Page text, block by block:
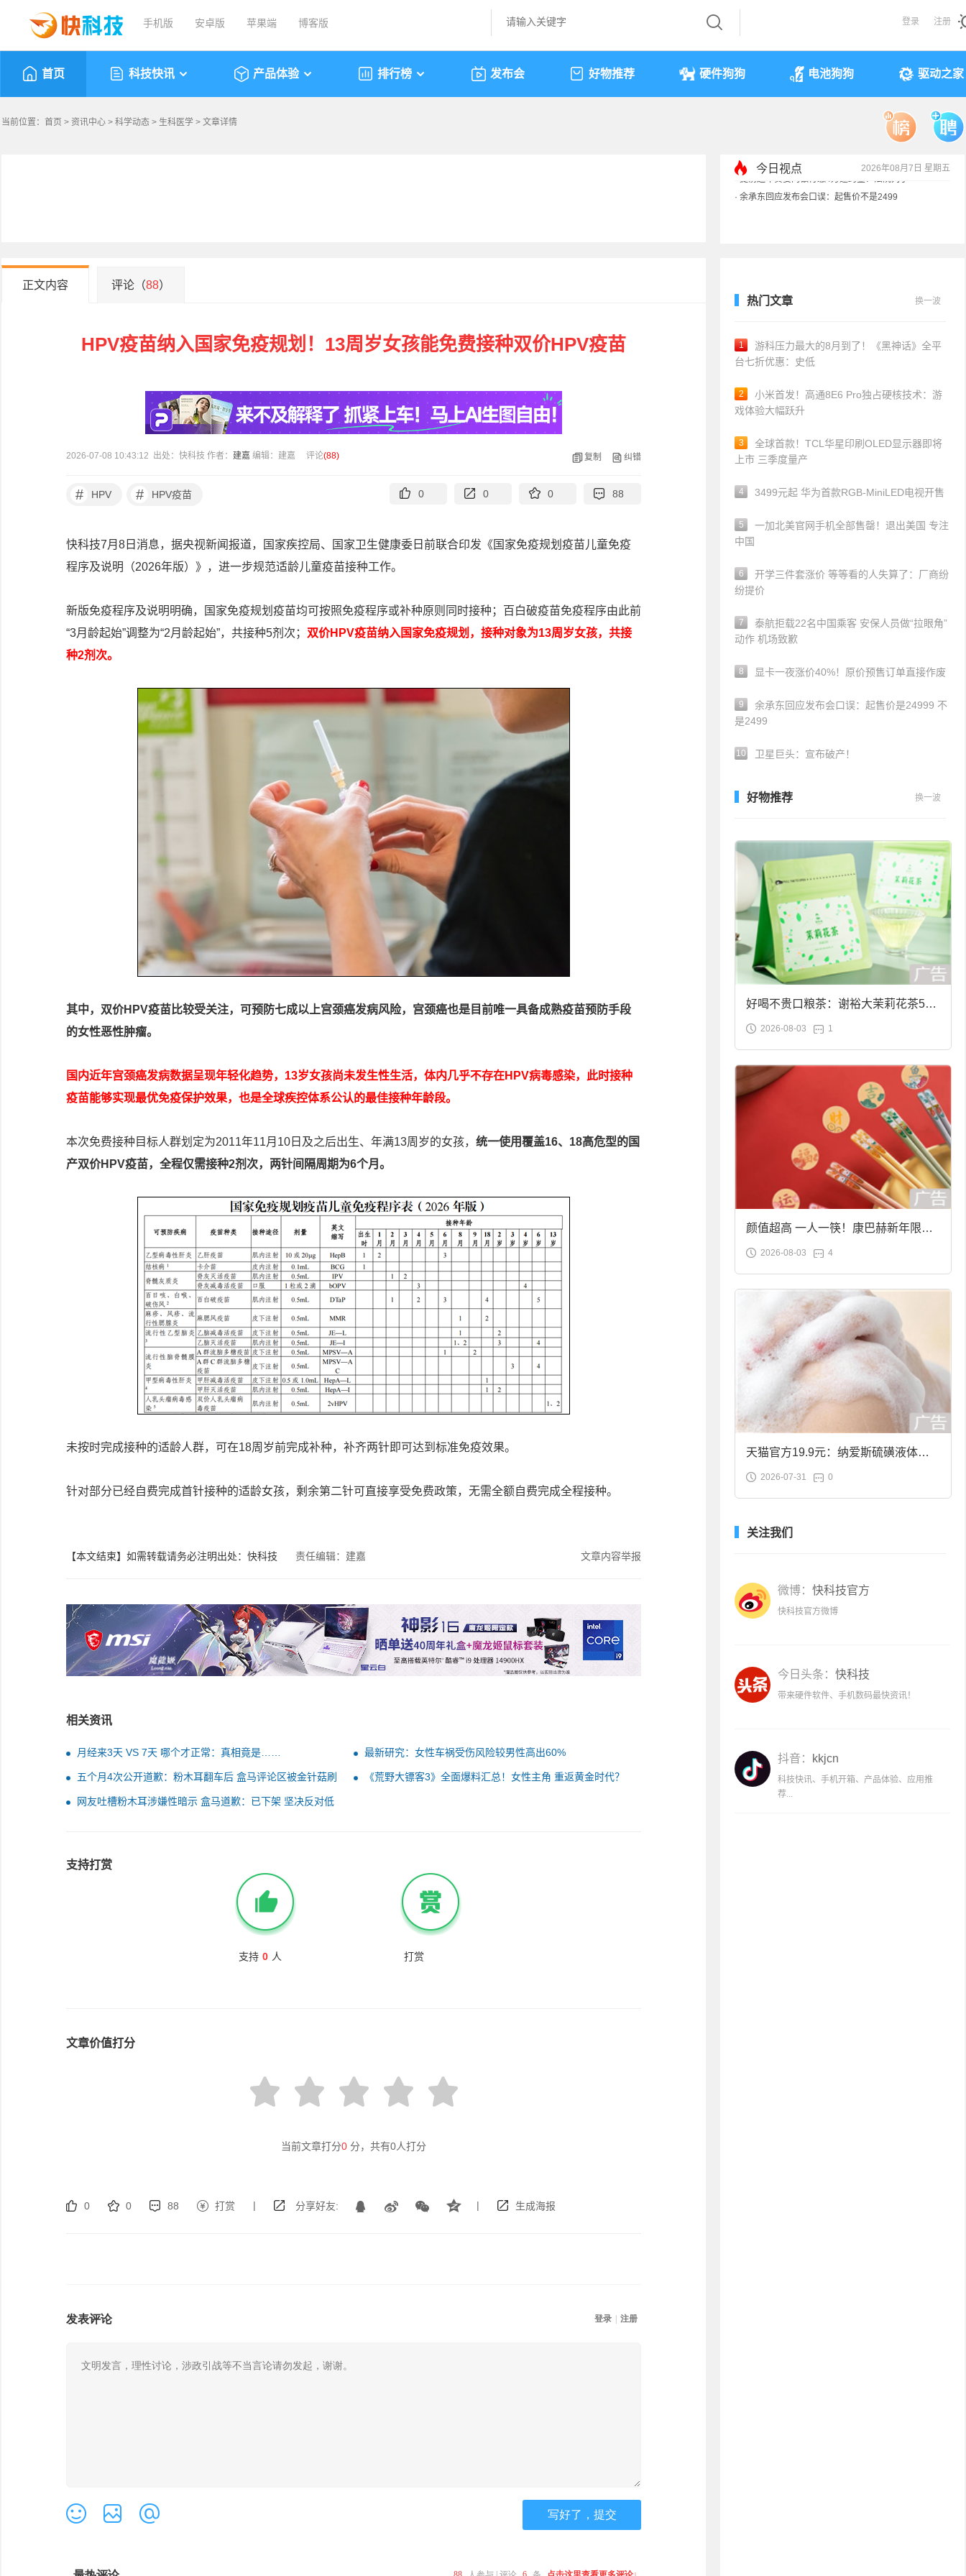
手机版 安卓版 苹果端 博客版 登录 注册
首页 科技快讯 产品体验 排行榜 发布会 好物推荐 硬件狗狗 电池狗狗 驱动之家
当前位置： 首页 > 资讯中心 > 科学动态 > 生科医学 > 文章详情
今日视点 2026年08月7日 星期五
余承东回应发布会口误：起售价不是2499
正文内容 评论（88）
HPV疫苗纳入国家免疫规划！13周岁女孩能免费接种双价HPV疫苗
2026-07-08 10:43:12 出处：快科技 作者： 建嘉 编辑：建嘉 评论(88) 复制 纠错
# HPV # HPV疫苗 0 0 0 88
快科技7月8日消息，据央视新闻报道，国家疾控局、国家卫生健康委日前联合印发《国家免疫规划疫苗儿童免疫
程序及说明（2026年版）》，进一步规范适龄儿童疫苗接种工作。
新版免疫程序及说明明确，国家免疫规划疫苗均可按照免疫程序或补种原则同时接种；百白破疫苗免疫程序由此前
“3月龄起始”调整为“2月龄起始”，共接种5剂次； 双价HPV疫苗纳入国家免疫规划，接种对象为13周岁女孩，共接
种2剂次。
其中，双价HPV疫苗比较受关注，可预防七成以上宫颈癌发病风险，宫颈癌也是目前唯一具备成熟疫苗预防手段
的女性恶性肿瘤。
国内近年宫颈癌发病数据呈现年轻化趋势，13岁女孩尚未发生性生活，体内几乎不存在HPV病毒感染，此时接种
疫苗能够实现最优免疫保护效果，也是全球疾控体系公认的最佳接种年龄段。
本次免费接种目标人群划定为2011年11月10日及之后出生、年满13周岁的女孩， 统一使用覆盖16、18高危型的国
产双价HPV疫苗，全程仅需接种2剂次，两针间隔周期为6个月。
未按时完成接种的适龄人群，可在18周岁前完成补种，补齐两针即可达到标准免疫效果。
针对部分已经自费完成首针接种的适龄女孩，剩余第二针可直接享受免费政策，无需全额自费完成全程接种。
【本文结束】如需转载请务必注明出处：快科技 责任编辑：建嘉 文章内容举报
相关资讯
月经来3天 VS 7天 哪个才正常：真相竟是…… 最新研究：女性车祸受伤风险较男性高出60%
五个月4次公开道歉：粉木耳翻车后 盒马评论区被金针菇刷
《荒野大镖客3》全面爆料汇总！女性主角 重返黄金时代？
网友吐槽粉木耳涉嫌性暗示 盒马道歉：已下架 坚决反对低
支持打赏
支持 0 人 打赏
文章价值打分
当前文章打分0 分，共有0人打分
0 0 88 打赏 | 分享好友: | 生成海报
热门文章 换一波
1
游科压力最大的8月到了！《黑神话》全平
台七折优惠：史低
2
小米首发！高通8E6 Pro独占硬核技术：游
戏体验大幅跃升
3
全球首款！TCL华星印刷OLED显示器即将
上市 三季度量产
4 3499元起 华为首款RGB-MiniLED电视开售
5
一加北美官网手机全部售罄！退出美国 专注
中国
6
开学三件套涨价 等等看的人失算了：厂商纷
纷提价
7
泰航拒载22名中国乘客 安保人员做“拉眼角”
动作 机场致歉
8 显卡一夜涨价40%！原价预售订单直接作废
9
余承东回应发布会口误：起售价是24999 不
是2499
10 卫星巨头：宣布破产！
好物推荐 换一波
好喝不贵口粮茶：谢裕大茉莉花茶50g
袋装9.9元到手
2026-08-03 1
颜值超高 一人一筷！康巴赫新年限定
合金筷子大促：19.9元
2026-08-03 4
天猫官方19.9元：纳爱斯硫磺液体香
皂2斤大促
2026-07-31 0
关注我们
微博： 快科技官方
快科技官方微博
今日头条： 快科技
带来硬件软件、手机数码最快资讯！
抖音： kkjcn
科技快讯、手机开箱、产品体验、应用推
荐...